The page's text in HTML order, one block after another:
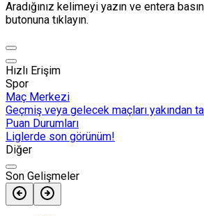
Aradığınız kelimeyi yazın ve entera
butonuna tıklayın.
Hızlı Erişim
Spor
Maç Merkezi
Geçmiş veya gelecek maçları yakından
Puan Durumları
Liglerde son görünüm!
Diğer
Son Gelişmeler